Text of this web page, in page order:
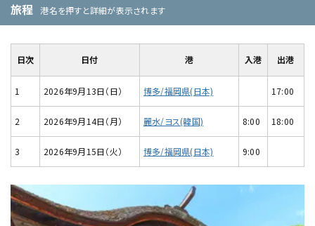
旅程 港名を押すと詳細が表示されます
日次 日付 港 入港 出港
1 2026年9月13日（日） 博多/福岡県(日本) 17:00
2 2026年9月14日（月） 麗水/ヨス(韓国) 8:00 18:00
3 2026年9月15日（火） 博多/福岡県(日本) 9:00